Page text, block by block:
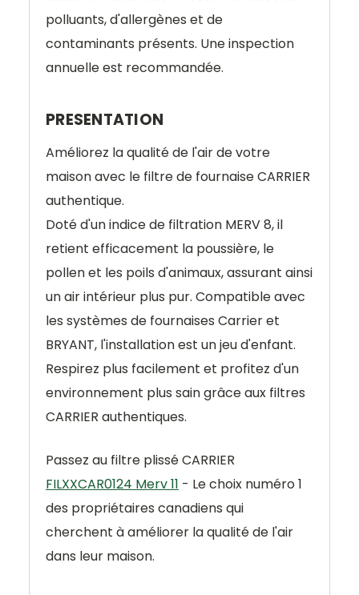
polluants, d'allergènes et de
contaminants présents. Une inspection
annuelle est recommandée.
PRESENTATION
Améliorez la qualité de l'air de votre
maison avec le filtre de fournaise CARRIER
authentique.
Doté d'un indice de filtration MERV 8, il
retient efficacement la poussière, le
pollen et les poils d'animaux, assurant ainsi
un air intérieur plus pur. Compatible avec
les systèmes de fournaises Carrier et
BRYANT, l'installation est un jeu d'enfant.
Respirez plus facilement et profitez d'un
environnement plus sain grâce aux filtres
CARRIER authentiques.
Passez au filtre plissé CARRIER
FILXXCAR0124 Merv 11 - Le choix numéro 1
des propriétaires canadiens qui
cherchent à améliorer la qualité de l'air
dans leur maison.